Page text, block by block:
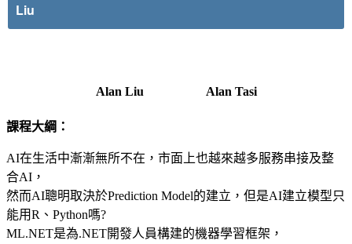
Liu
Alan Liu Alan Tasi
課程大綱：
AI在生活中漸漸無所不在，市面上也越來越多服務串接及整
合AI，
然而AI聰明取決於Prediction Model的建立，但是AI建立模型只
能用R、Python嗎?
ML.NET是為.NET開發人員構建的機器學習框架，